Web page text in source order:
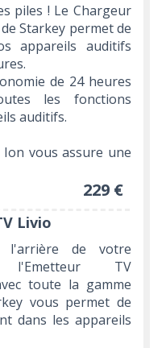
piles ! Le Chargeur
Starkey permet de
appareils auditifs
de 24 heures
les fonctions
auditifs.
vous assure une
229 €
Livio
l'arrière de votre
l'Emetteur TV
toute la gamme
vous permet de
dans les appareils